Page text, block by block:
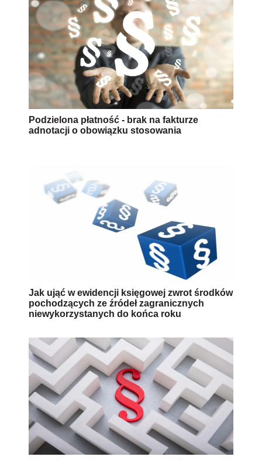
Podzielona płatność - brak na fakturze
adnotacji o obowiązku stosowania
Jak ująć w ewidencji księgowej zwrot środków
pochodzących ze źródeł zagranicznych
niewykorzystanych do końca roku